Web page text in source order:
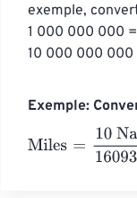
exemple,
1 000 000 000
10 000 000
Exemple:
Miles
10